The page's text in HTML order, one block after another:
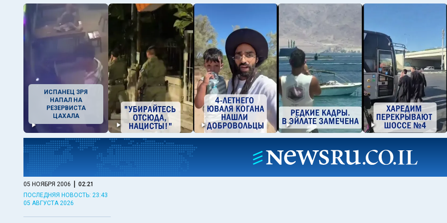
ИСПАНЕЦ ЗРЯ
НАПАЛ НА
РЕЗЕРВИСТА
ЦАХАЛА
05 НОЯБРЯ 2006 | 02:21
ПОСЛЕДНЯЯ НОВОСТЬ: 23:43
05 АВГУСТА 2026